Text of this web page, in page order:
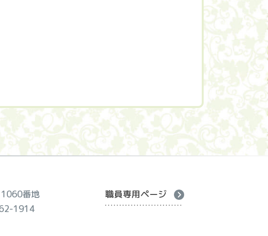
番地
1914
職員専用ページ